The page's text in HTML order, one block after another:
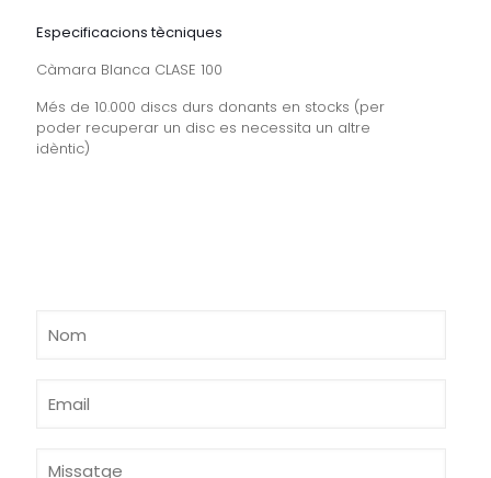
Especificacions tècniques
Càmara Blanca CLASE 100
Més de 10.000 discs durs donants en stocks (per
poder recuperar un disc es necessita un altre
idèntic)